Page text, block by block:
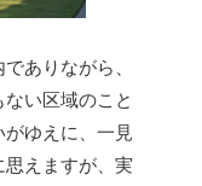
ありながら、
い区域のこと
ゆえに、一見
えますが、実